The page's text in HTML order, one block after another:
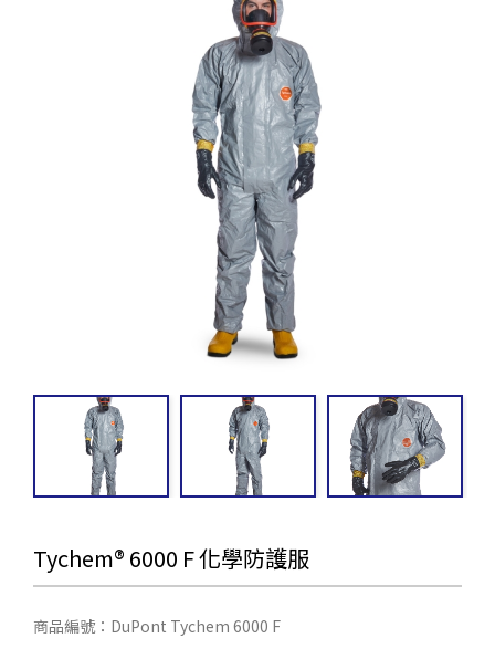
Tychem® 6000 F 化學防護服
商品編號：DuPont Tychem 6000 F